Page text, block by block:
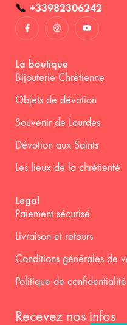
📞 +33982306242
La boutique
Bijouterie Chrétienne
Objets de dévotion
Souvenir de Lourdes
Dévotion aux Saints
Les lieux de la chrétienté
Legal
Paiement sécurisé
Livraison et retours
Conditions générales de
Politique de confidentialité
Recevez nos infos